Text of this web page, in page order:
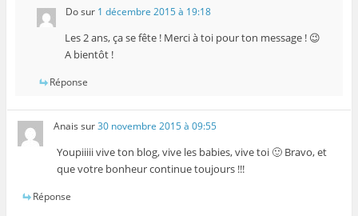
Dosur 1 décembre 2015 à 19:18
Les 2 ans, ça se fête ! Merci à toi pour ton message ! 😉
A bientôt !
Réponse
Anais sur30 novembre 2015 à 09:55
Youpiiiii vive ton blog, vive les babies, vive toi 🙂 Bravo, et
que votre bonheur continue toujours !!!
Réponse